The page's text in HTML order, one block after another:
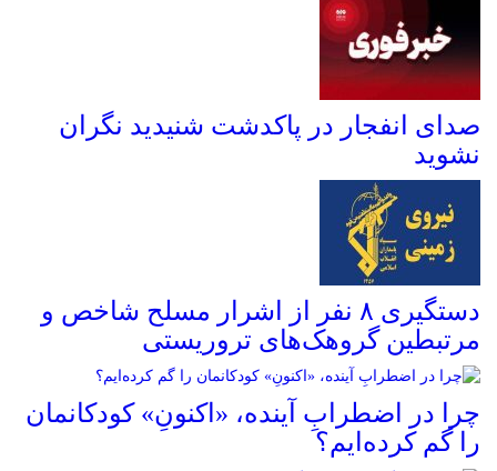
صدای انفجار در پاکدشت شنیدید نگران
نشوید
دستگیری ۸ نفر از اشرار مسلح شاخص و
مرتبطین گروهک‌های تروریستی
چرا در اضطرابِ آینده، «اکنونِ» کودکانمان
را گم کرده‌ایم؟